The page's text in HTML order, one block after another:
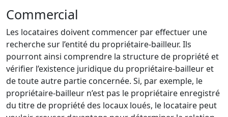
Commercial
Les locataires doivent commencer par effectuer une
recherche sur l’entité du propriétaire-bailleur. Ils
pourront ainsi comprendre la structure de propriété et
vérifier l’existence juridique du propriétaire-bailleur et
de toute autre partie concernée. Si, par exemple, le
propriétaire-bailleur n’est pas le propriétaire enregistré
du titre de propriété des locaux loués, le locataire peut